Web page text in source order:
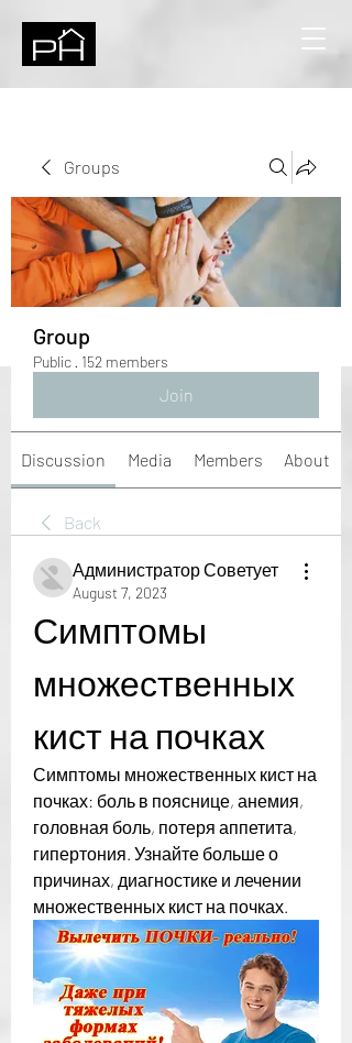
Groups
Group
Public · 152 members
Join
Discussion Media Members About
Back
Администратор Советует
August 7, 2023
Симптомы
множественных
кист на почках
Симптомы множественных кист на
почках: боль в пояснице, анемия,
головная боль, потеря аппетита,
гипертония. Узнайте больше о
причинах, диагностике и лечении
множественных кист на почках.